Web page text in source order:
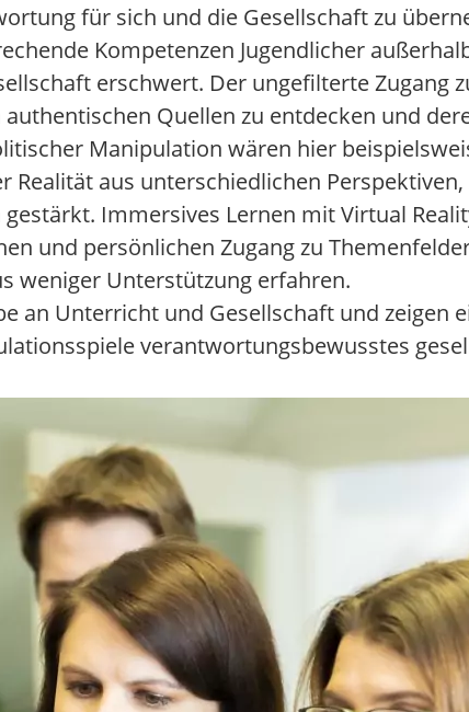
für sich und die Gesellschaft zu
Kompetenzen Jugendlicher
erschwert. Der ungefilterte
Quellen zu entdecken und
Manipulation wären hier
aus unterschiedlichen
Immersives Lernen mit Virtual
und persönlichen Zugang zu
weniger Unterstützung erfahren.
an Unterricht und Gesellschaft und zeigen
verantwortungsbewusstes